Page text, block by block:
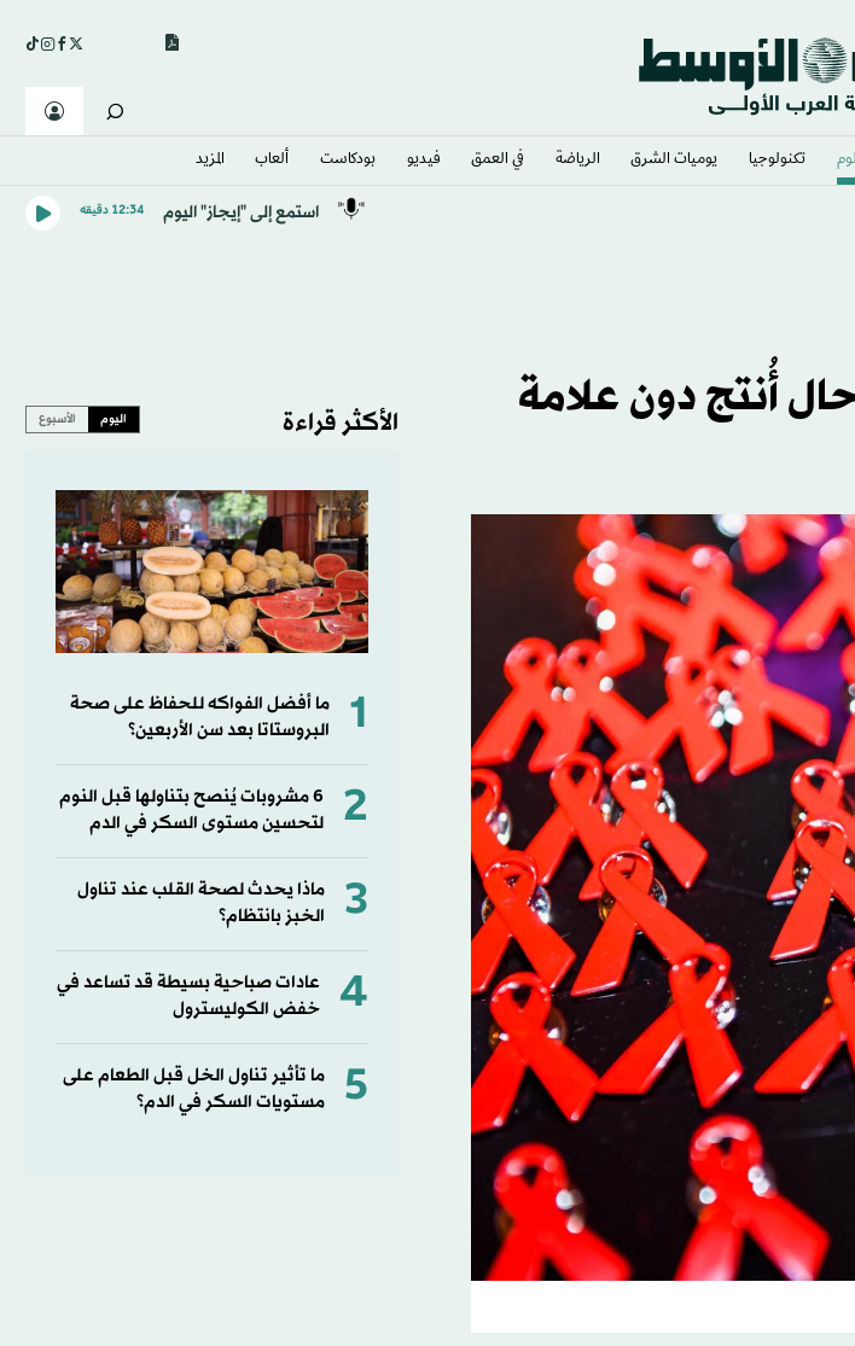
تكنولوجيا يوميات الشرق​ الرياضة في العمق فيديو بودكاست ألعاب المزيد
استمع إلى "إيجاز" اليوم 12:34 دقيقه
أُنتج دون علامة
الأكثر قراءة اليوم الأسبوع
1
ما أفضل الفواكه للحفاظ على صحة
البروستاتا بعد سن الأربعين؟
2
6 مشروبات يُنصح بتناولها قبل النوم
لتحسين مستوى السكر في الدم
3
ماذا يحدث لصحة القلب عند تناول
الخبز بانتظام؟
4
عادات صباحية بسيطة قد تساعد في
خفض الكوليسترول
5
ما تأثير تناول الخل قبل الطعام على
مستويات السكر في الدم؟